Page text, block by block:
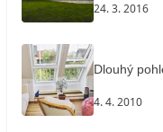
24. 3. 2016
Dlouhý
4. 4. 2010